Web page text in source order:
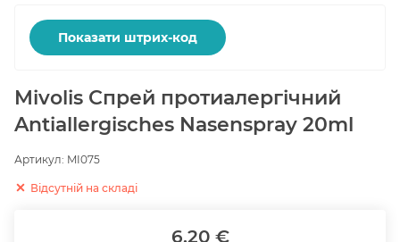
Показати штрих-код
Mivolis Спрей протиалергічний
Antiallergisches Nasenspray 20ml
Артикул: MI075
Відсутній на складі
6.20 €